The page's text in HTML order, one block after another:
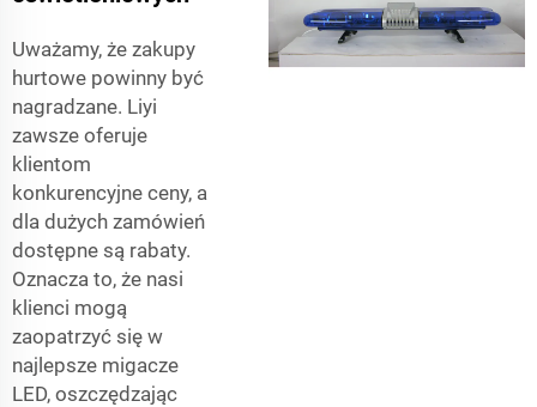
Uważamy, że zakupy
hurtowe powinny być
nagradzane. Liyi
zawsze oferuje
klientom
konkurencyjne ceny, a
dla dużych zamówień
dostępne są rabaty.
Oznacza to, że nasi
klienci mogą
zaopatrzyć się w
najlepsze migacze
LED, oszczędzając